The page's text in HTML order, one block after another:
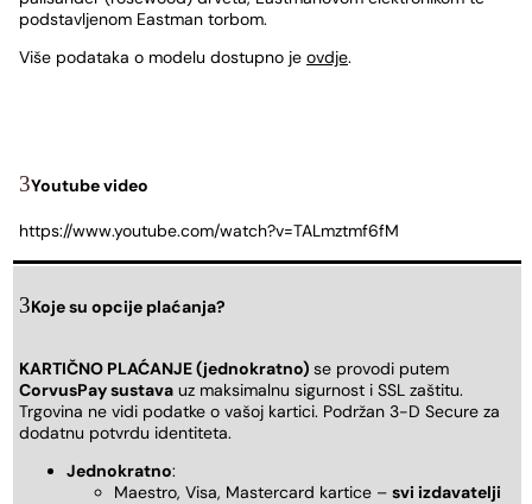
podstavljenom Eastman torbom.
Više podataka o modelu dostupno je ovdje.
Youtube video
https://www.youtube.com/watch?v=TALmztmf6fM
Koje su opcije plaćanja?
KARTIČNO PLAĆANJE (jednokratno) se provodi putem
CorvusPay sustava uz maksimalnu sigurnost i SSL zaštitu.
Trgovina ne vidi podatke o vašoj kartici. Podržan 3-D Secure za
dodatnu potvrdu identiteta.
Jednokratno:
Maestro, Visa, Mastercard kartice – svi izdavatelji